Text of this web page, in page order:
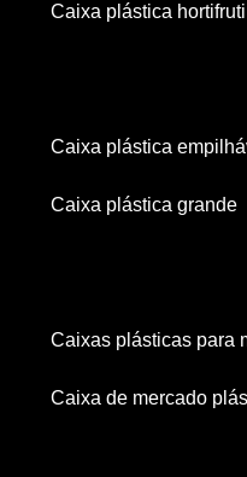
caixa plástica hortifruti
caixa plástica
caixa plástica grande
caixas plásticas para
caixa de mercado